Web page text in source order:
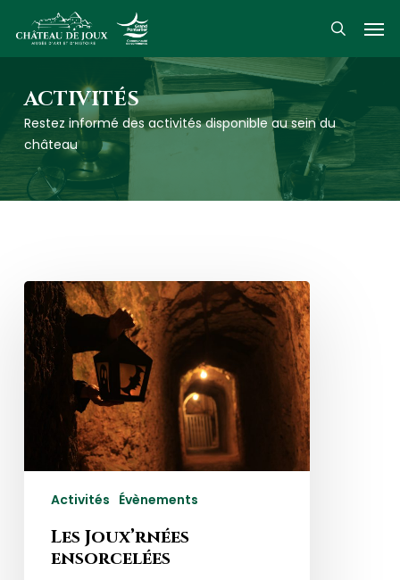
main
search
ACTIVITÉS
Restez informé des activités disponible au sein du
château
Les
Joux’rnées
ensorcelées
Activités Évènements
Les Joux’rnées
ensorcelées